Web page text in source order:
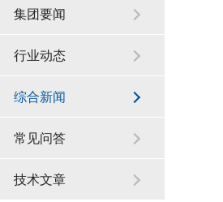
集团要闻
行业动态
综合新闻
常见问答
技术文章